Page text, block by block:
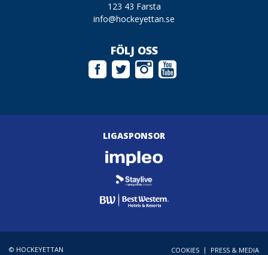
123 43 Farsta
info@hockeyettan.se
FÖLJ OSS
LIGASPONSOR
© HOCKEYETTAN COOKIES | PRESS & MEDIA